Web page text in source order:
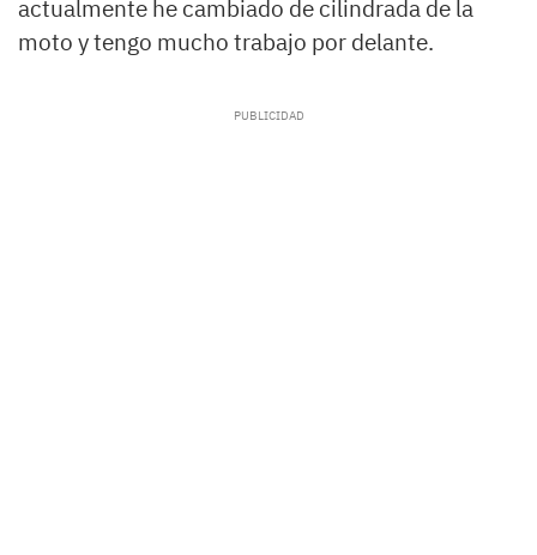
actualmente he cambiado de cilindrada de la
moto y tengo mucho trabajo por delante.